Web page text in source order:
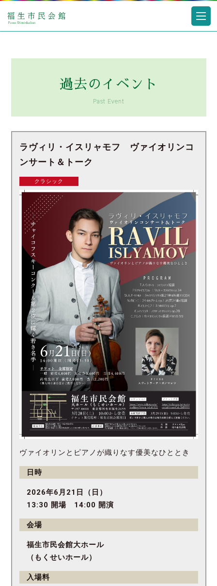
過去のイベント
Past Event
ラヴィリ・イスリャモフ ヴァイオリンコ
ンサート＆トーク
クラシック
ヴァイオリンとピアノが織りなす優美なひととき
日時
2026年6月21日（日）
13:30 開場 14:00 開演
会場
福生市民会館大ホール
（もくせいホール）
入場料